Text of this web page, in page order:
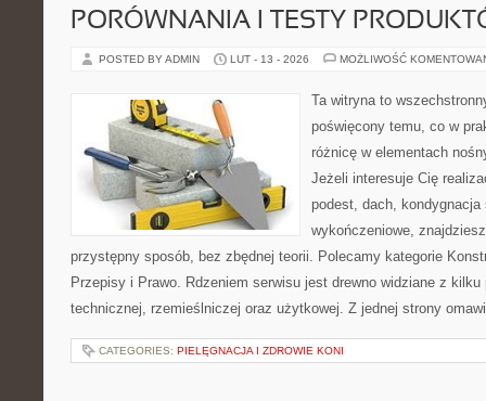
PORÓWNANIA I TESTY
POSTED BY ADMIN LUT - 13 - 2026 MOŻLIWOŚĆ
Ta witryna to
poświęcony temu, co w
różnicę w elementach
Jeżeli interesuje Cię
podest, dach, kondygnacja
wykończeniowe,
przystępny sposób, bez zbędnej teorii. Polecamy kategorie
Przepisy i Prawo. Rdzeniem serwisu jest drewno widziane z
technicznej, rzemieślniczej oraz użytkowej. Z jednej strony
CATEGORIES: PIELĘGNACJA I ZDROWIE KONI